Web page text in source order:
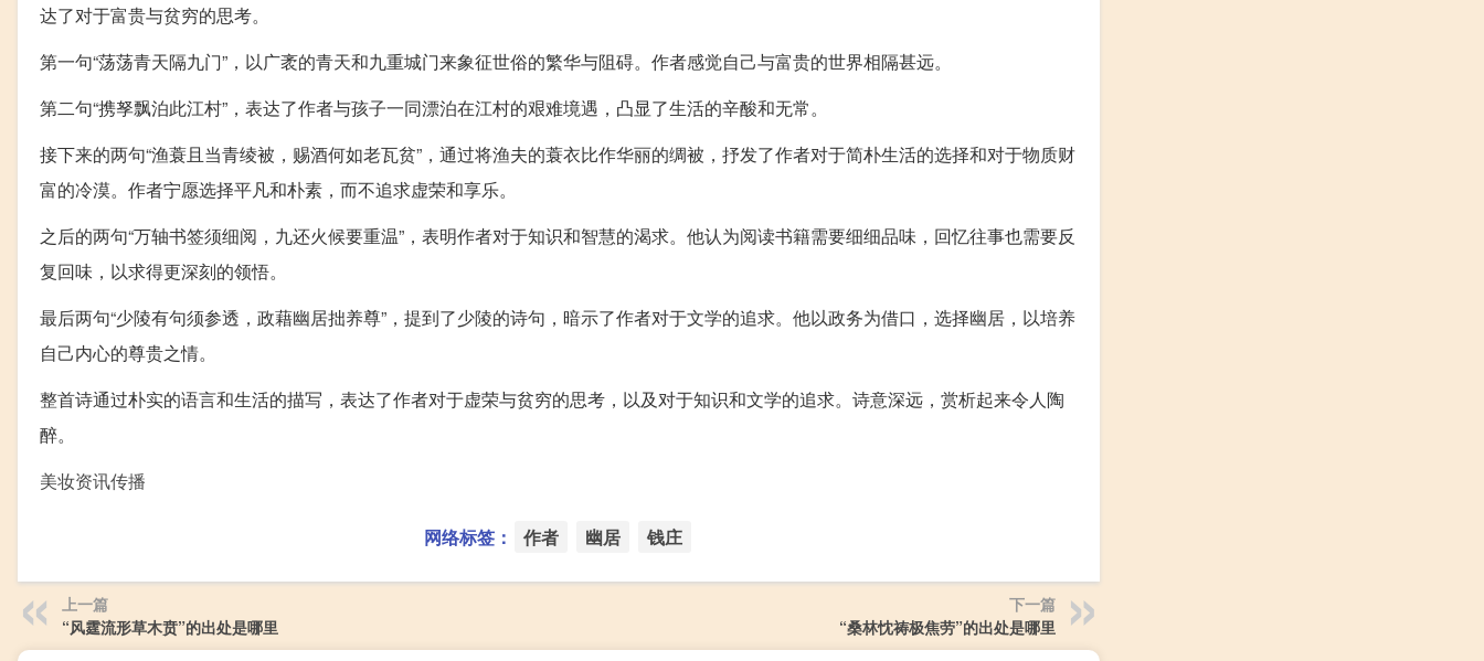
达了对于富贵与贫穷的思考。
第一句“荡荡青天隔九门”，以广袤的青天和九重城门来象征世俗的繁华与阻碍。作者感觉自己与富贵的世界相隔甚远。
第二句“携孥飘泊此江村”，表达了作者与孩子一同漂泊在江村的艰难境遇，凸显了生活的辛酸和无常。
接下来的两句“渔蓑且当青绫被，赐酒何如老瓦贫”，通过将渔夫的蓑衣比作华丽的绸被，抒发了作者对于简朴生活的选择和对于物质财
富的冷漠。作者宁愿选择平凡和朴素，而不追求虚荣和享乐。
之后的两句“万轴书签须细阅，九还火候要重温”，表明作者对于知识和智慧的渴求。他认为阅读书籍需要细细品味，回忆往事也需要反
复回味，以求得更深刻的领悟。
最后两句“少陵有句须参透，政藉幽居拙养尊”，提到了少陵的诗句，暗示了作者对于文学的追求。他以政务为借口，选择幽居，以培养
自己内心的尊贵之情。
整首诗通过朴实的语言和生活的描写，表达了作者对于虚荣与贫穷的思考，以及对于知识和文学的追求。诗意深远，赏析起来令人陶
醉。
美妆资讯传播
网络标签： 作者 幽居 钱庄
上一篇
“风霆流形草木贲”的出处是哪里
下一篇
“桑林忱祷极焦劳”的出处是哪里